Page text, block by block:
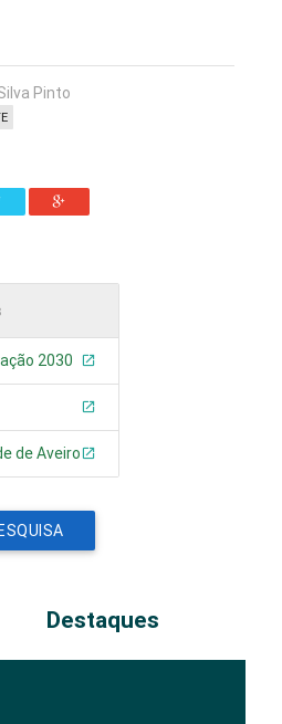
Pinto
2030
de Aveiro
Destaques